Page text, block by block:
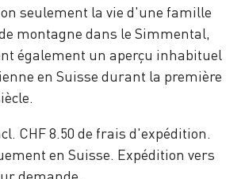
seulement la vie d'une famille
montagne dans le Simmental,
également un aperçu inhabituel
en Suisse durant la première
CHF 8.50 de frais d'expédition.
en Suisse. Expédition vers